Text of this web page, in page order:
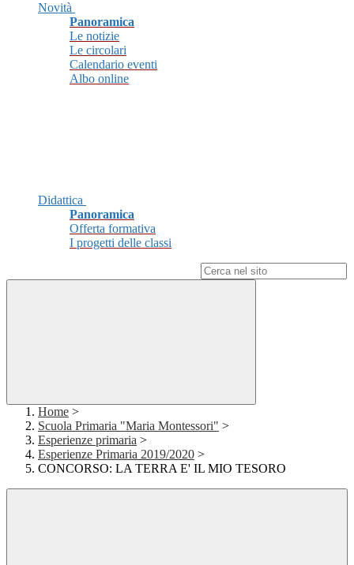
Novità
Panoramica
Le notizie
Le circolari
Calendario eventi
Albo online
Didattica
Panoramica
Offerta formativa
I progetti delle classi
Home >
Scuola Primaria "Maria Montessori" >
Esperienze primaria >
Esperienze Primaria 2019/2020 >
CONCORSO: LA TERRA E' IL MIO TESORO